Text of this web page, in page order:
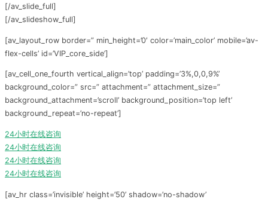
[/av_slide_full]
[/av_slideshow_full]
[av_layout_row border=” min_height=’0′ color=’main_color’ mobile=’av-
flex-cells’ id=’VIP_core_side’]
[av_cell_one_fourth vertical_align=’top’ padding=’3%,0,0,9%’
background_color=” src=” attachment=” attachment_size=”
background_attachment=’scroll’ background_position=’top left’
background_repeat=’no-repeat’]
24小时在线咨询
24小时在线咨询
24小时在线咨询
24小时在线咨询
[av_hr class=’invisible’ height=’50’ shadow=’no-shadow’